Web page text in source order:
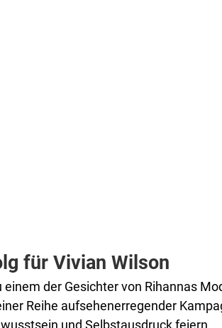
für Vivian Wilson
einem der Gesichter von Rihannas
Reihe aufsehenerregender
und Selbstausdruck feiern.